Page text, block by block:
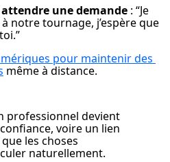
attendre une demande : “Je
notre tournage, j’espère que
pour maintenir des
même à distance.
professionnel devient
voire un lien
les choses
naturellement.